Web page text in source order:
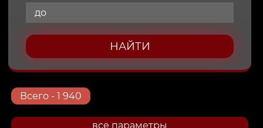
НАЙТИ
Всего - 1 940
все параметры